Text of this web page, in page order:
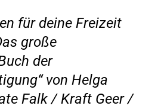
für deine Freizeit
große
der
von Helga
Falk / Kraft Geer /